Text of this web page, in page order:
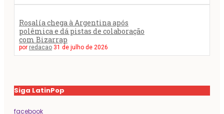
Rosalía chega à Argentina após
polêmica e dá pistas de colaboração
com Bizarrap
por redacao 31 de julho de 2026
Siga LatinPop
facebook